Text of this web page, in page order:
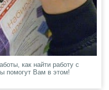
как найти работу с
помогут Вам в этом!